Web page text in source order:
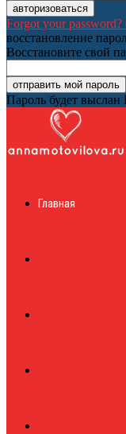
Forgot your password?
восстановление
Восстановите свой
Пароль будет
журналГлавная